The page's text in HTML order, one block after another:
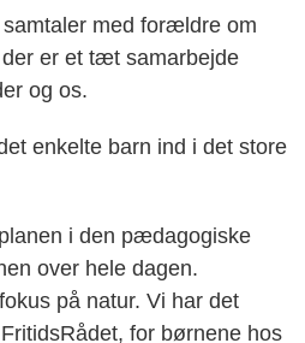
med forældre om
er et tæt samarbejde
og os.
enkelte barn ind i det store
i den pædagogiske
over hele dagen.
på natur. Vi har det
for børnene hos